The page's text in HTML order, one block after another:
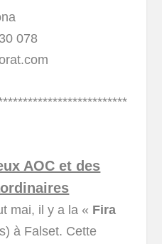
078
AOC et des
mai, il y a la « Fira
à Falset. Cette